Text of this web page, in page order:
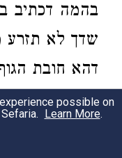
בהמה דכתיב
שדך לא
דהא חובת
בחו"ל
וזרע ואם
possible on
Learn More.